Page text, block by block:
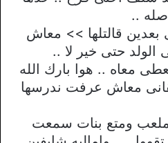
..
قالتلها >> معاش
الولد حتى خير لا ..
معاه .. هوا بارك الله
معاش عرفت ندرسها
ملعب ومتع بنات سمعت